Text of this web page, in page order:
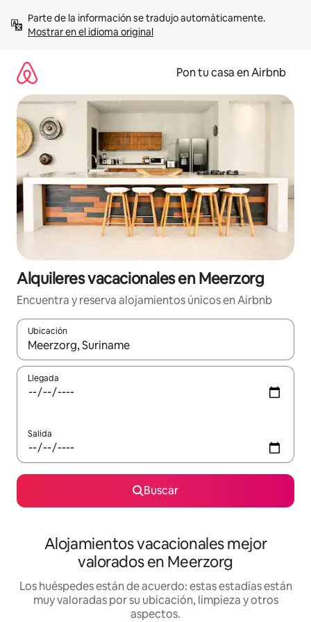
contenidoMostrar en el idioma original
Pon tu casa en Airbnb
Alquileres vacacionales en Meerzorg
Encuentra y reserva alojamientos únicos en Airbnb
Ubicación
Cuando los resultados estén disponibles, navega con las
Llegada
Salida
Buscar
Alojamientos vacacionales mejor
valorados en Meerzorg
Los huéspedes están de acuerdo: estas estadías están
muy valoradas por su ubicación, limpieza y otros
aspectos.